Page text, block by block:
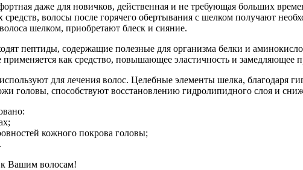
даже для новичков, действенная и не требующая больших
волосы после горячего обертывания с шелком получают
шелком, приобретают блеск и сияние.
пептиды, содержащие полезные для организма белки и
как средство, повышающее эластичность и замедляющее
для лечения волос. Целебные элементы шелка, благодаря
головы, способствуют восстановлению гидролипидного слоя и
кожного покрова головы;
Вашим волосам!